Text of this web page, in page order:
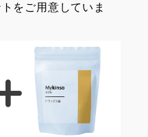
をご用意していま